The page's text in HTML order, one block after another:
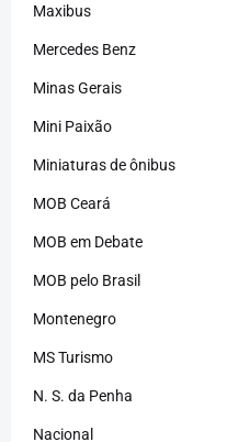
Maxibus
Mercedes Benz
Minas Gerais
Mini Paixão
Miniaturas de ônibus
MOB Ceará
MOB em Debate
MOB pelo Brasil
Montenegro
MS Turismo
N. S. da Penha
Nacional